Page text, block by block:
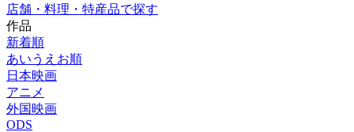
店舗・料理・特産品で探す
作品
新着順
あいうえお順
日本映画
アニメ
外国映画
ODS